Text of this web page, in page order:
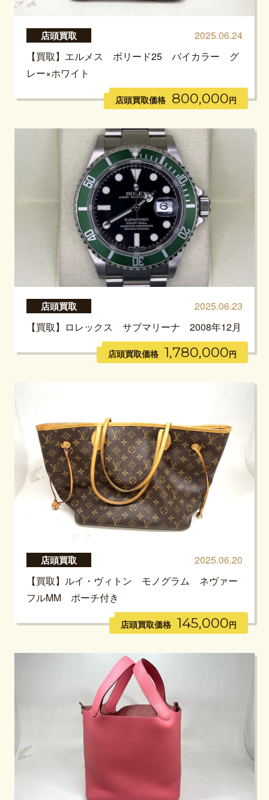
店頭買取
2025.06.24
【買取】エルメス ボリード25 バイカラー グ
レー×ホワイト
店頭買取価格 800,000円
店頭買取
2025.06.23
【買取】ロレックス サブマリーナ 2008年12月
店頭買取価格 1,780,000円
店頭買取
2025.06.20
【買取】ルイ・ヴィトン モノグラム ネヴァー
フルMM ポーチ付き
店頭買取価格 145,000円